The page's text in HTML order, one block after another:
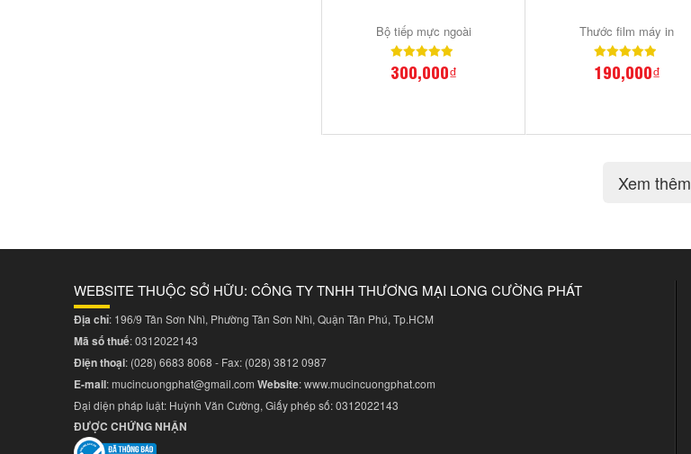
Bộ tiếp mực ngoài
300,000₫
Thước film máy in
190,000₫
Xem thêm
WEBSITE THUỘC SỞ HỮU: CÔNG TY TNHH THƯƠNG MẠI LONG CƯỜNG PHÁT
Địa chỉ: 196/9 Tân Sơn Nhì, Phường Tân Sơn Nhì, Quận Tân Phú, Tp.HCM
Mã số thuế: 0312022143
Điện thoại: (028) 6683 8068 - Fax: (028) 3812 0987
E-mail:mucincuongphat@gmail.com Website:www.mucincuongphat.com
Đại diện pháp luật: Huỳnh Văn Cường, Giấy phép số: 0312022143
ĐƯỢC CHỨNG NHẬN